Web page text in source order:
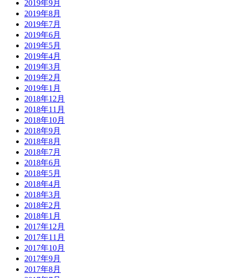
2019年9月
2019年8月
2019年7月
2019年6月
2019年5月
2019年4月
2019年3月
2019年2月
2019年1月
2018年12月
2018年11月
2018年10月
2018年9月
2018年8月
2018年7月
2018年6月
2018年5月
2018年4月
2018年3月
2018年2月
2018年1月
2017年12月
2017年11月
2017年10月
2017年9月
2017年8月